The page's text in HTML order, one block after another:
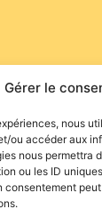
Gérer le
nous
ou accéder aux
nous permettra
ou les ID
consentement